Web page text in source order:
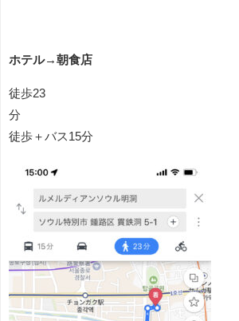
ホテル→朝食店
徒歩23
徒歩＋バス15分